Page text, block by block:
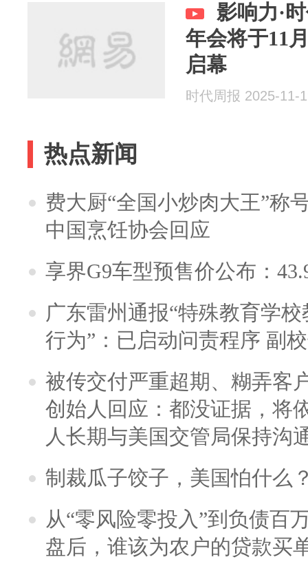
影响力·
年会将于11
启幕
时代周报 2025-11-
热点新闻
费大厨“全国小炒肉大王”称
中国烹饪协会回应
享界G9车型预售价公布：
广东雷州通报“特殊教育学
行为”：已启动问责程序 副
被传交付严重超期、糊弄客
创始人回应：都没证据，将
人长期与美国交管局保持沟
制裁瓜子饺子，美国怕什么
从“零风险零投入”到负债百
盘后，谁该为农户的贷款买